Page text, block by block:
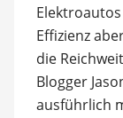
Effizienz
die
Blogger
ausführlich